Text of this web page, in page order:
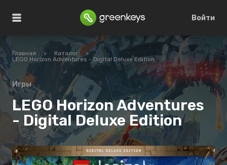
Войти
Главная > Каталог
>
LEGO Horizon Adventures - Digital Deluxe Edition
Игры
LEGO Horizon Adventures
- Digital Deluxe Edition